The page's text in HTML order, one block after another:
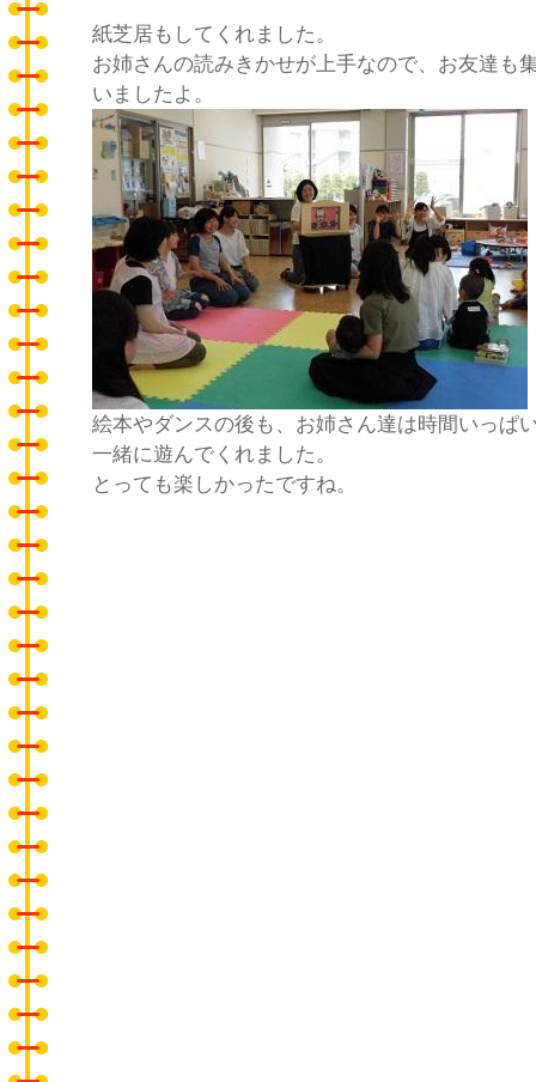
紙芝居もしてくれました。
お姉さんの読みきかせが上手なので、お友達も
いましたよ。
絵本やダンスの後も、お姉さん達は時間いっぱ
一緒に遊んでくれました。
とっても楽しかったですね。